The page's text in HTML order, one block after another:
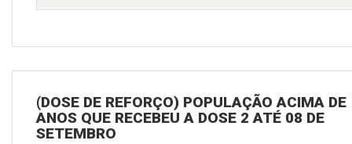
(DOSE DE REFORÇO) POPULAÇÃO ACIMA DE
ANOS QUE RECEBEU A DOSE 2 ATÉ 08 DE
SETEMBRO